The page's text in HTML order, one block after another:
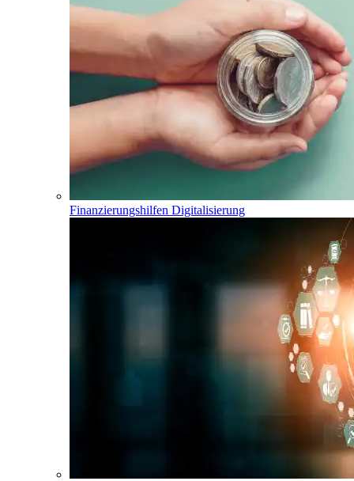
Finanzierungshilfen Digitalisierung